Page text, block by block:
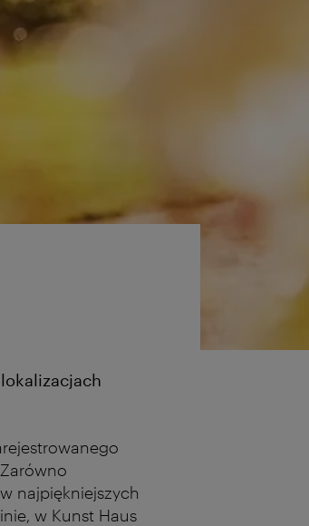
najpiękniejszych
w Kunst Haus